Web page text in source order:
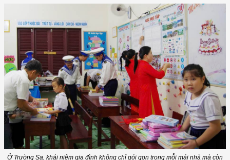
Ở Trường Sa, khái niệm gia đình không chỉ gói gọn trong mỗi mái nhà mà còn